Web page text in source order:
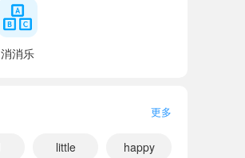
消消乐
更多
little happy